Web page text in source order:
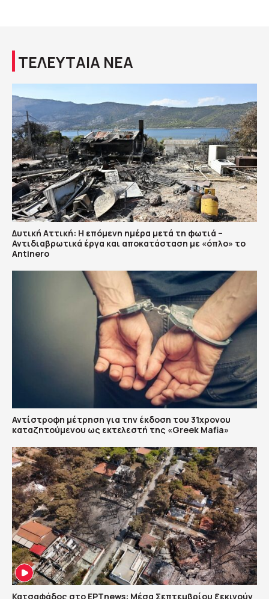
ΤΕΛΕΥΤΑΙΑ ΝΕΑ
Δυτική Αττική: Η επόμενη ημέρα μετά τη φωτιά –
Αντιδιαβρωτικά έργα και αποκατάσταση με «όπλο» το
Antinero
Αντίστροφη μέτρηση για την έκδοση του 31χρονου
καταζητούμενου ως εκτελεστή της «Greek Mafia»
Κατσαφάδος στο ΕΡΤnews: Μέσα Σεπτεμβρίου ξεκινούν